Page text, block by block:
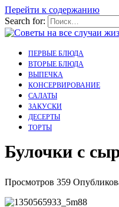
Перейти к содержанию
Search for:
ПЕРВЫЕ БЛЮДА
ВТОРЫЕ БЛЮДА
ВЫПЕЧКА
КОНСЕРВИРОВАНИЕ
САЛАТЫ
ЗАКУСКИ
ДЕСЕРТЫ
ТОРТЫ
Булочки с
Просмотров 359